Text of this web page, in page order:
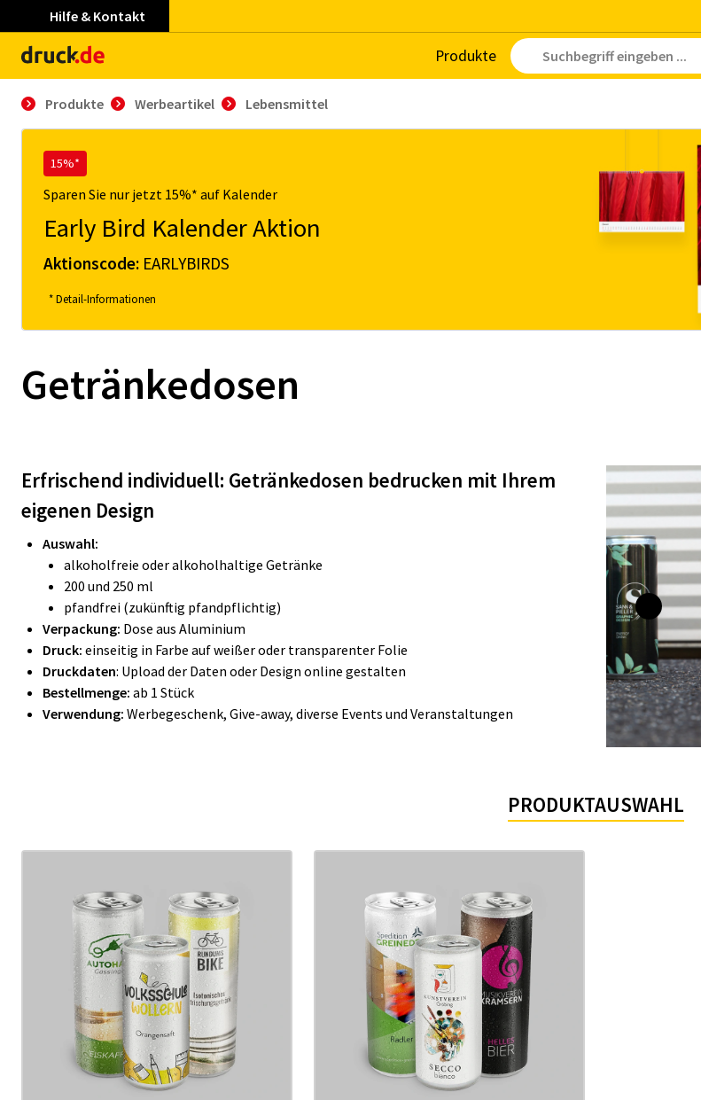
Hilfe & Kontakt
Pro­duk­te
Produkte Werbeartikel Lebensmittel
15%*
Sparen Sie nur jetzt 15%* auf Kalender
Early Bird Kalender Aktion
Aktionscode: EARLYBIRDS
* Detail-Informationen
Getränkedosen
Erfrischend individuell: Getränkedosen bedrucken mit Ihrem
eigenen Design
Auswahl:
alkoholfreie oder alkoholhaltige Getränke
200 und 250 ml
pfandfrei (zukünftig pfandpflichtig)
Verpackung: Dose aus Aluminium
Druck: einseitig in Farbe auf weißer oder transparenter Folie
Druckdaten: Upload der Daten oder Design online gestalten
Bestellmenge: ab 1 Stück
Verwendung: Werbegeschenk, Give-away, diverse Events und Veranstaltungen
PRO­DUKT­AUS­WAHL